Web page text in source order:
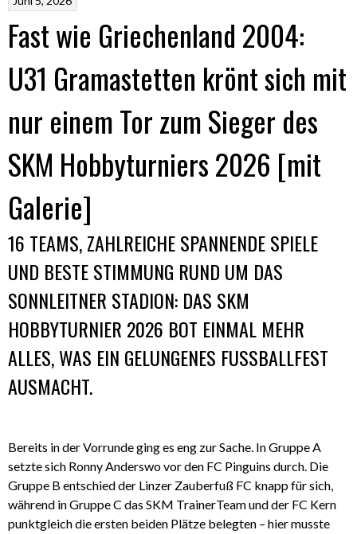
Fast wie Griechenland 2004:
U31 Gramastetten krönt sich mit
nur einem Tor zum Sieger des
SKM Hobbyturniers 2026 [mit
Galerie]
16 TEAMS, ZAHLREICHE SPANNENDE SPIELE
UND BESTE STIMMUNG RUND UM DAS
SONNLEITNER STADION: DAS SKM
HOBBYTURNIER 2026 BOT EINMAL MEHR
ALLES, WAS EIN GELUNGENES FUSSBALLFEST A
USMACHT.
Bereits in der Vorrunde ging es eng zur Sache. In Gruppe A
setzte sich Ronny Anderswo vor den FC Pinguins durch. Die
Gruppe B entschied der Linzer Zauberfuß FC knapp für sich,
während in Gruppe C das SKM TrainerTeam und der FC Kern
punktgleich die ersten beiden Plätze belegten – hier musste